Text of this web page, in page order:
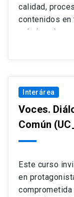
calidad,
contenidos en
culminando
mediante
Honor.
Interárea
Voces.
Común
Este curso
en
comprometida